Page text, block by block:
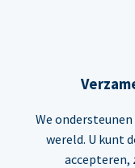
We
wereld. U kunt
accepteren,